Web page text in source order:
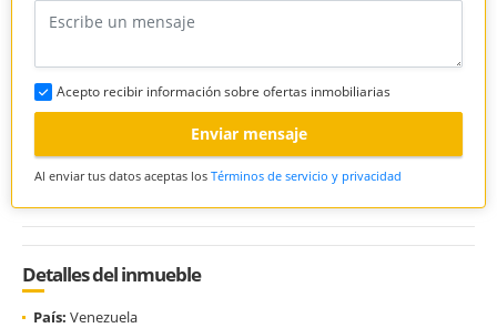
Acepto recibir información sobre ofertas inmobiliarias
Enviar mensaje
Al enviar tus datos aceptas los Términos de servicio y privacidad
Detalles del inmueble
País: Venezuela